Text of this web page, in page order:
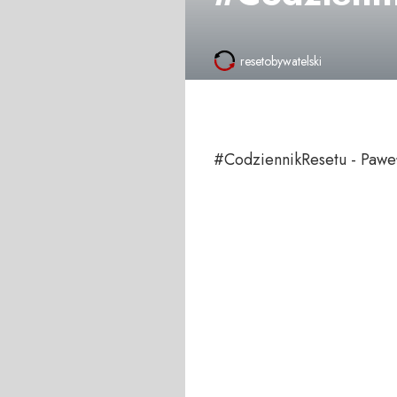
resetobywatelski
#CodziennikResetu -